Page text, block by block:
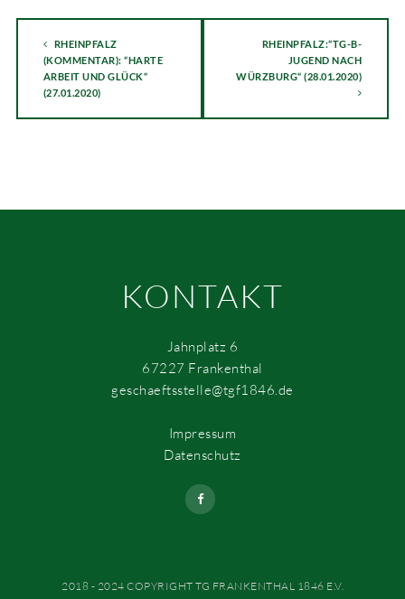
RHEINPFALZ
(KOMMENTAR): “HARTE
ARBEIT UND GLÜCK“
(27.01.2020)
RHEINPFALZ:“TG-B-
JUGEND NACH
WÜRZBURG“ (28.01.2020)
KONTAKT
Jahnplatz 6
67227 Frankenthal
geschaeftsstelle@tgf1846.de
Impressum
Datenschutz
2018 - 2024 COPYRIGHT TG FRANKENTHAL 1846 E.V.